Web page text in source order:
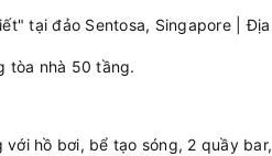
tòa nhà 50 tầng.
hồ bơi, bể tạo sóng, 2 quầy